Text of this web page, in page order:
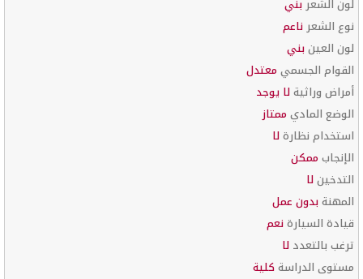
لون الشعربني
نوع الشعرناعم
لون العينبني
القوام الجسمي معتدل
أمراض وراثيةلا يوجد
الوضع المادي ممتاز
استخدام نظارةلا
الإنجاب ممكن
التدخينلا
المهنةبدون عمل
قيادة السيارةنعم
ترغب بالتعدد لا
مستوى الدراسةكلية